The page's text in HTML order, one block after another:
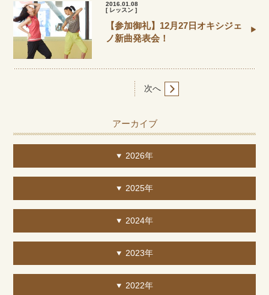
2016.01.08
[ レッスン ]
【参加御礼】12月27日オキシジェ
ノ新曲発表会！
次へ
アーカイブ
2026年
2025年
2024年
2023年
2022年